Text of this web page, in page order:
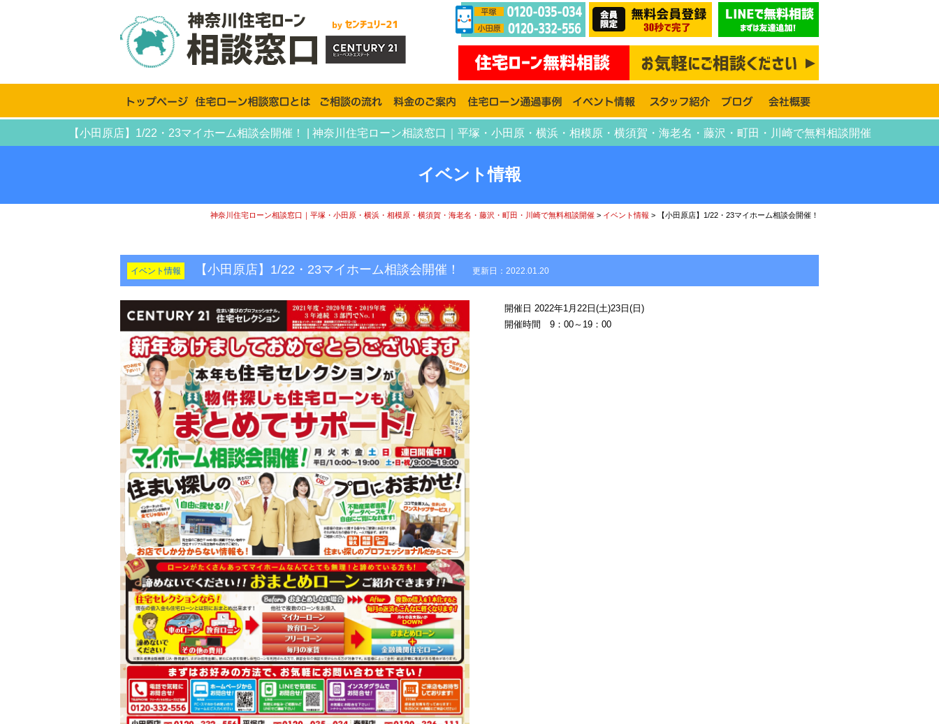
【小田原店】1/22・23マイホーム相談会開催！ | 神奈川住宅ローン相談窓口｜平塚・小田原・横浜・相模原・横須賀・海老名・藤沢・町田・川崎で無料相談開催
イベント情報
神奈川住宅ローン相談窓口｜平塚・小田原・横浜・相模原・横須賀・海老名・藤沢・町田・川崎で無料相談開催 > イベント情報 > 【小田原店】1/22・23マイホーム相談会開催！
イベント情報 【小田原店】1/22・23マイホーム相談会開催！ 更新日：2022.01.20
開催日 2022年1月22日(土)23日(日)
開催時間 9：00～19：00